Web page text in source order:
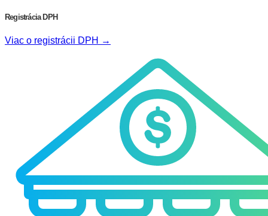
Registrácia DPH
Viac o registrácii DPH →